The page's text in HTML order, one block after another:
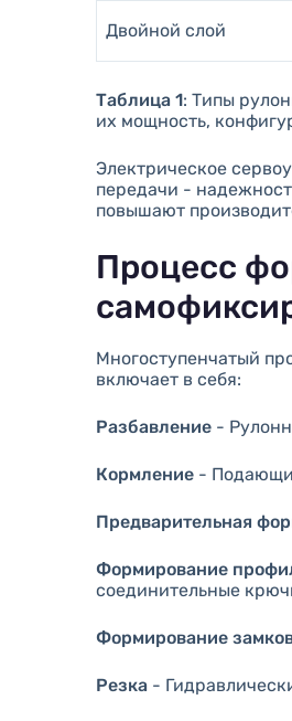
Двойной слой
Таблица 1: Типы
их мощность,
Электрическое
передачи -
повышают
Процесс
Многоступенчатый
включает в себя:
Разбавление -
Кормление -
Предварительная
Формирование
соединительные
Формирование
Резка -